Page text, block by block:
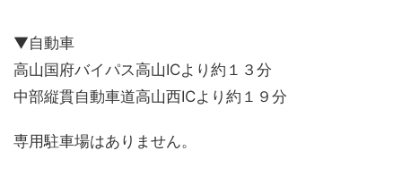
▼自動車
高山国府バイパス高山ICより約１３分
中部縦貫自動車道高山西ICより約１９分
専用駐車場はありません。